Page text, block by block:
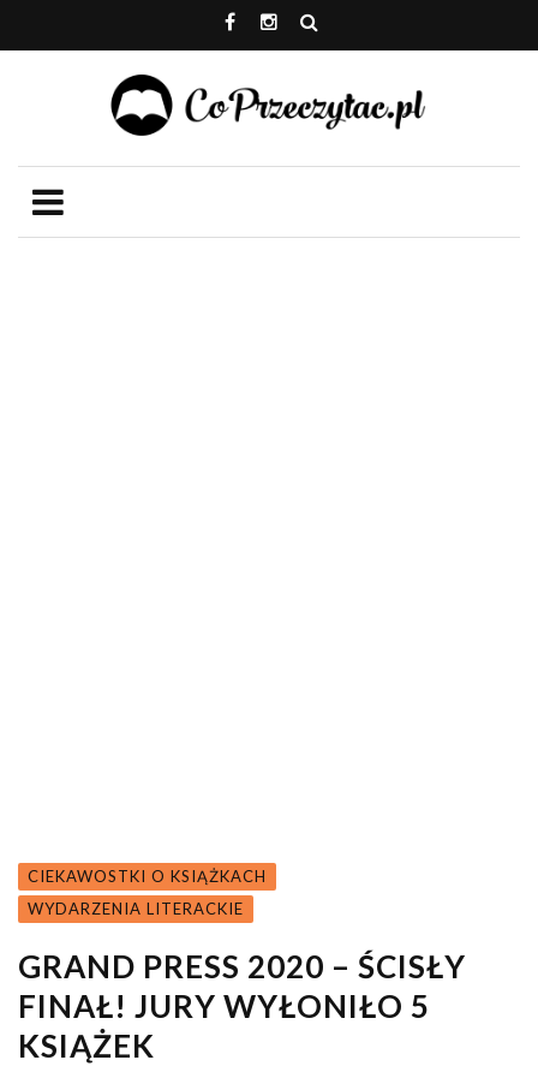
CIEKAWOSTKI O KSIĄŻKACH
WYDARZENIA LITERACKIE
GRAND PRESS 2020 – ŚCISŁY
FINAŁ! JURY WYŁONIŁO 5
KSIĄŻEK